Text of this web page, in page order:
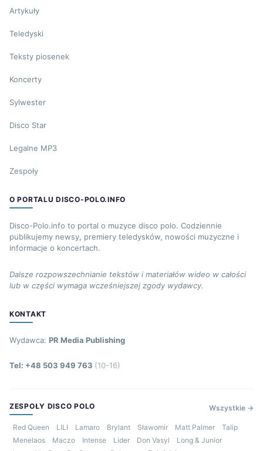
Artykuły
Teledyski
Teksty piosenek
Koncerty
Sylwester
Disco Star
Legalne MP3
Zespoły
O PORTALU DISCO-POLO.INFO
Disco-Polo.info to portal o muzyce disco polo. Codziennie
publikujemy newsy, premiery teledysków, nowości muzyczne i
informacje o koncertach.
Dalsze rozpowszechnianie tekstów i materiałów wideo w całości
lub w części wymaga wcześniejszej zgody wydawcy.
KONTAKT
Wydawca: PR Media Publishing
Tel: +48 503 949 763 (10-16)
ZESPOŁY DISCO POLO Wszystkie →
Red Queen LILI Lamaro Brylant Sławomir Matt Palmer
Talip
Menelaos
Maczo Intense Lider Don Vasyl
Long & Junior